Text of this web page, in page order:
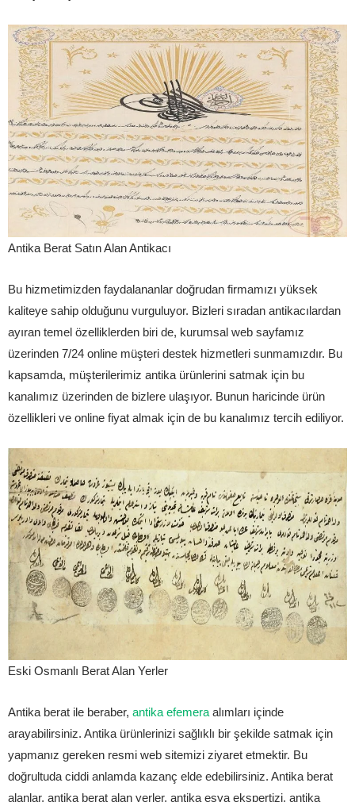
Antika Berat Satın Alan Antikacı
Bu hizmetimizden faydalananlar doğrudan firmamızı yüksek
kaliteye sahip olduğunu vurguluyor. Bizleri sıradan antikacılardan
ayıran temel özelliklerden biri de, kurumsal web sayfamız
üzerinden 7/24 online müşteri destek hizmetleri sunmamızdır. Bu
kapsamda, müşterilerimiz antika ürünlerini satmak için bu
kanalımız üzerinden de bizlere ulaşıyor. Bunun haricinde ürün
özellikleri ve online fiyat almak için de bu kanalımız tercih ediliyor.
Eski Osmanlı Berat Alan Yerler
Antika berat ile beraber, antika efemera alımları içinde
arayabilirsiniz. Antika ürünlerinizi sağlıklı bir şekilde satmak için
yapmanız gereken resmi web sitemizi ziyaret etmektir. Bu
doğrultuda ciddi anlamda kazanç elde edebilirsiniz. Antika berat
alanlar, antika berat alan yerler, antika eşya ekspertizi, antika